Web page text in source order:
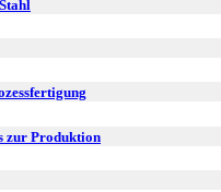
zur Produktion